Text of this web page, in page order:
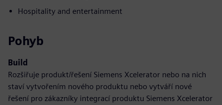
Hospitality and entertainment
Pohyb
Build
Rozšiřuje produkt/řešení Siemens Xcelerator nebo na nich
staví vytvořením nového produktu nebo vytváří nové
řešení pro zákazníky integrací produktu Siemens Xcelerator